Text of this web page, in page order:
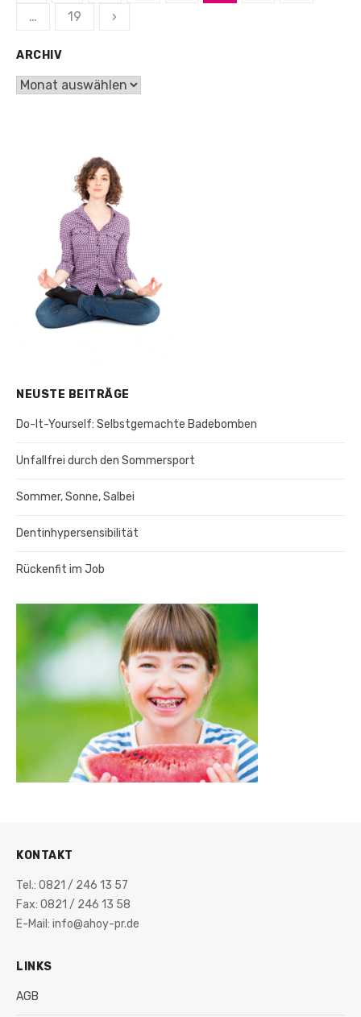
Navigation
…
19 ›
ARCHIV
ARCHIV
NEUSTE BEITRÄGE
Do-It-Yourself: Selbstgemachte Badebomben
Unfallfrei durch den Sommersport
Sommer, Sonne, Salbei
Dentinhypersensibilität
Rückenfit im Job
KONTAKT
Tel.: 0821 / 246 13 57
Fax: 0821 / 246 13 58
E-Mail: info@ahoy-pr.de
LINKS
AGB